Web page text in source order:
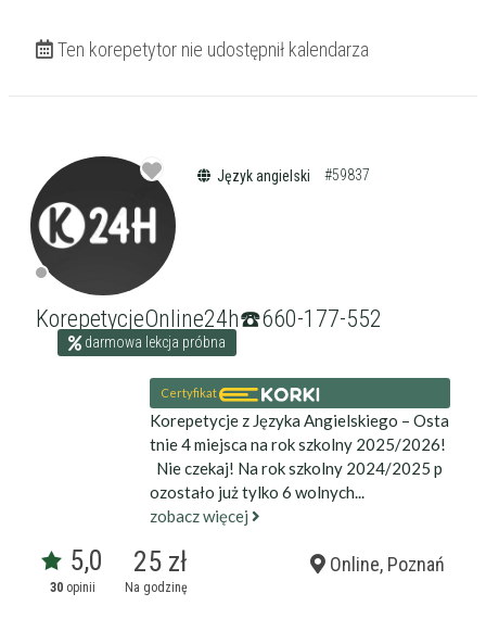
Ten korepetytor nie udostępnił kalendarza
Język angielski #59837
KorepetycjeOnline24h☎️660-177-552
darmowa lekcja próbna
Certyfikat
Korepetycje z Języka Angielskiego – Osta
tnie 4 miejsca na rok szkolny 2025/2026!
Nie czekaj! Na rok szkolny 2024/2025 p
ozostało już tylko 6 wolnych...
zobacz więcej
5,0
30opinii
25 zł
Na godzinę
Online, Poznań